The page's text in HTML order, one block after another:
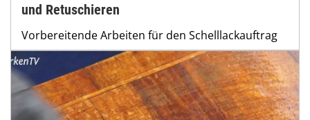
und Retuschieren
Vorbereitende Arbeiten für den Schelllackauftrag